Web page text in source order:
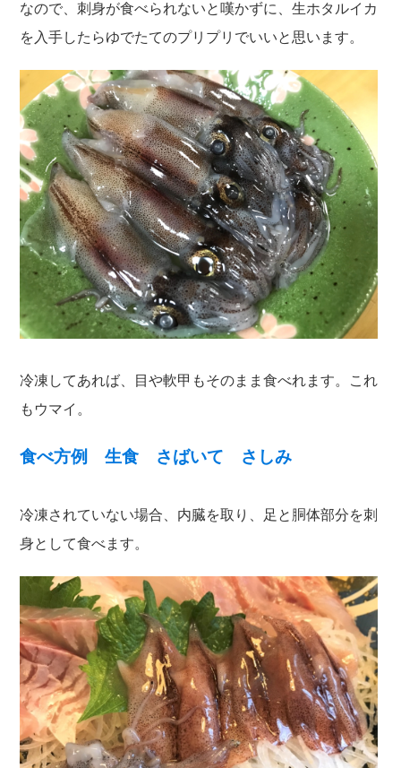
なので、刺身が食べられないと嘆かずに、生ホタルイカ
を入手したらゆでたてのプリプリでいいと思います。
冷凍してあれば、目や軟甲もそのまま食べれます。これ
もウマイ。
食べ方例 生食 さばいて さしみ
冷凍されていない場合、内臓を取り、足と胴体部分を刺
身として食べます。